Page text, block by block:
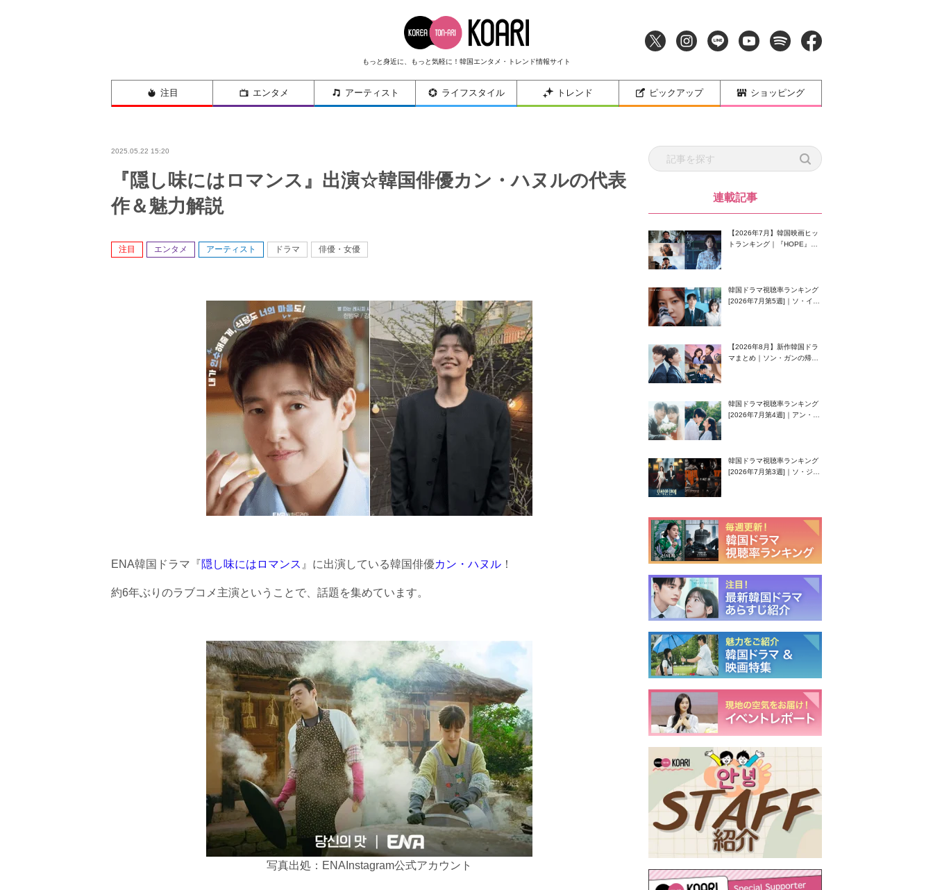
もっと身近に、もっと気軽に！韓国エンタメ・トレンド情報サイト
注目 エンタメ アーティスト ライフスタイル トレンド ピックアップ ショッピング
2025.05.22 15:20
『隠し味にはロマンス』出演☆韓国俳優カン・ハヌルの代表
作＆魅力解説
注目 エンタメ アーティスト ドラマ 俳優・女優
ENA韓国ドラマ『隠し味にはロマンス 』に出演している韓国俳優カン・ハヌル ！
約6年ぶりのラブコメ主演ということで、話題を集めています。
写真出処：ENAInstagram公式アカウント
連載記事
【2026年7月】韓国映画ヒッ
トランキング｜『HOPE』が
韓国ドラマ視聴率ランキング
[2026年7月第5週]｜ソ・イン
【2026年8月】新作韓国ドラ
マまとめ｜ソン・ガンの帰
韓国ドラマ視聴率ランキング
[2026年7月第4週]｜アン・ヒ
韓国ドラマ視聴率ランキング
[2026年7月第3週]｜ソ・ジソ